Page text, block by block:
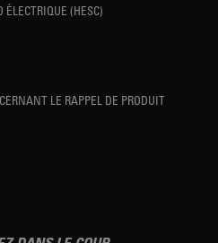
(HESC)
LE RAPPEL DE PRODUIT